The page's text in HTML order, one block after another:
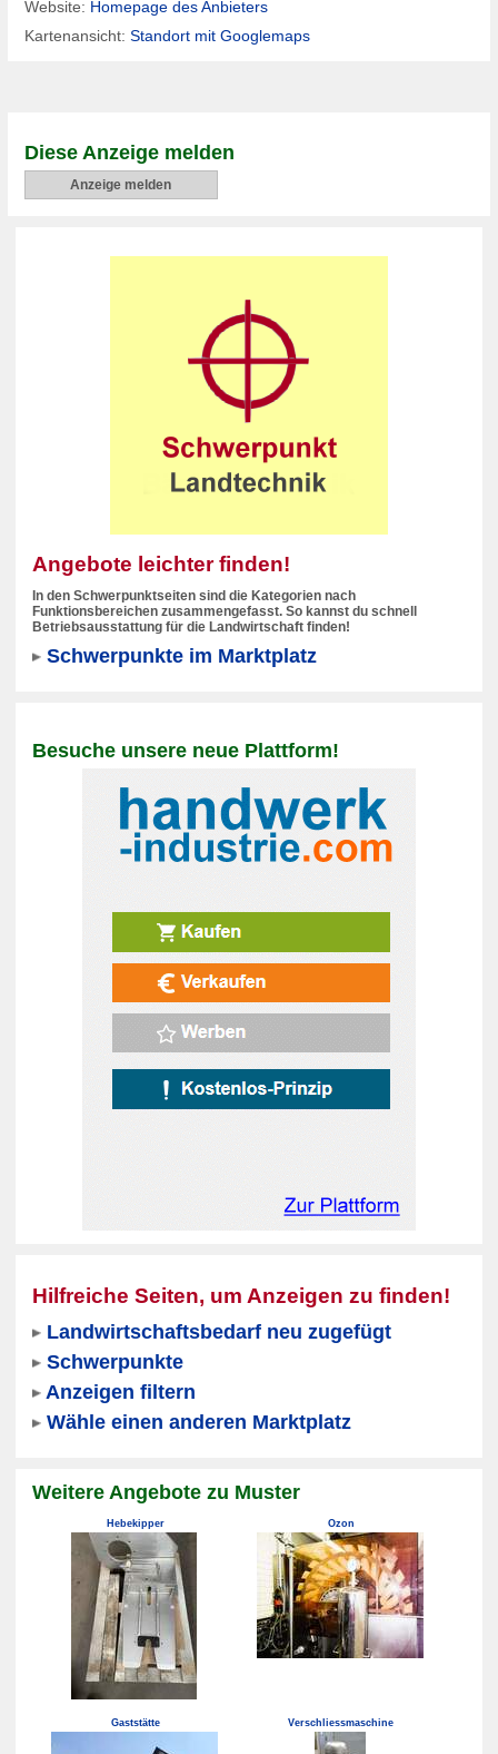
Website: Homepage des Anbieters
Kartenansicht: Standort mit Googlemaps
Diese Anzeige melden
Anzeige melden
Angebote leichter finden!
In den Schwerpunktseiten sind die Kategorien nach
Funktionsbereichen zusammengefasst. So kannst du schnell
Betriebsausstattung für die Landwirtschaft finden!
Schwerpunkte im Marktplatz
Besuche unsere neue Plattform!
Hilfreiche Seiten, um Anzeigen zu finden!
Landwirtschaftsbedarf neu zugefügt
Schwerpunkte
Anzeigen filtern
Wähle einen anderen Marktplatz
Weitere Angebote zu Muster
Hebekipper Ozon
Gaststätte Verschliessmaschine